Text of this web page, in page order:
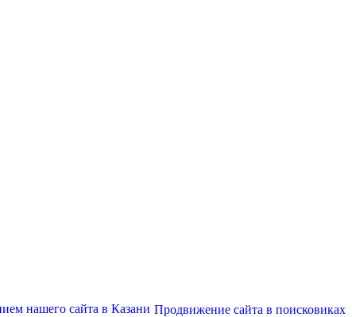
Продвижение сайта в поисковиках